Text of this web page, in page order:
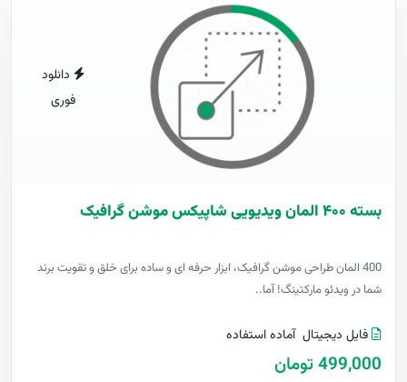
دانلود
فوری
بسته ۴۰۰ المان ویدیویی شاپیکس موشن گرافیک
400 المان طراحی موشن گرافیک، ابزار حرفه ای و ساده برای خلق و تقویت برند
شما در ویدئو مارکتینگ! آما..
فایل دیجیتال آماده استفاده
499,000 تومان